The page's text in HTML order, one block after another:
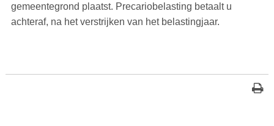
gemeentegrond plaatst. Precariobelasting betaalt u
achteraf, na het verstrijken van het belastingjaar.